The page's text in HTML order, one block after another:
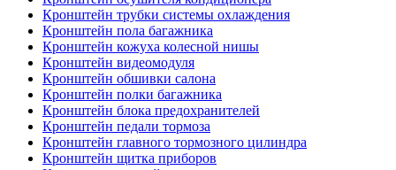
Кронштейн трубки системы охлаждения
Кронштейн пола багажника
Кронштейн кожуха колесной нишы
Кронштейн видеомодуля
Кронштейн обшивки салона
Кронштейн полки багажника
Кронштейн блока предохранителей
Кронштейн педали тормоза
Кронштейн главного тормозного цилиндра
Кронштейн щитка приборов